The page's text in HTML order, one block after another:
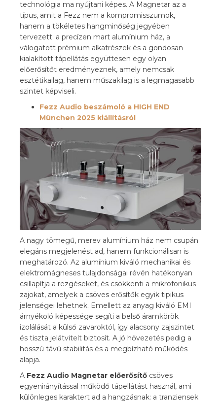
technológia ma nyújtani képes. A Magnetar az a
típus, amit a Fezz nem a kompromisszumok,
hanem a tökéletes hangminőség jegyében
tervezett: a precízen mart alumínium ház, a
válogatott prémium alkatrészek és a gondosan
kialakított tápellátás együttesen egy olyan
előerősítőt eredményeznek, amely nemcsak
esztétikailag, hanem műszakilag is a legmagasabb
szintet képviseli.
Fezz Audio beszámoló a HIGH END
München 2025 kiállításról
A nagy tömegű, merev alumínium ház nem csupán
elegáns megjelenést ad, hanem funkcionálisan is
meghatározó. Az alumínium kiváló mechanikai és
elektromágneses tulajdonságai révén hatékonyan
csillapítja a rezgéseket, és csökkenti a mikrofonikus
zajokat, amelyek a csöves erősítők egyik tipikus
jelenségei lehetnek. Emellett az anyag kiváló EMI
árnyékoló képessége segíti a belső áramkörök
izolálását a külső zavaroktól, így alacsony zajszintet
és tiszta jelátvitelt biztosít. A jó hővezetés pedig a
hosszú távú stabilitás és a megbízható működés
alapja.
A Fezz Audio Magnetar előerősítő csöves
egyenirányítással működő tápellátást használ, ami
különleges karaktert ad a hangzásnak: a tranziensek